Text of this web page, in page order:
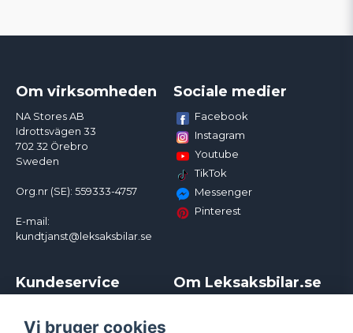
Om virksomheden
NA Stores AB
Idrottsvägen 33
702 32 Örebro
Sweden
Org.nr (SE): 559333-4757
E-mail:
kundtjanst@leksaksbilar.se
Sociale medier
Facebook
Instagram
Youtube
TikTok
Messenger
Pinterest
Kundeservice
Kampagner og rabatter
Om Leksaksbilar.se
Vi bruger cookies